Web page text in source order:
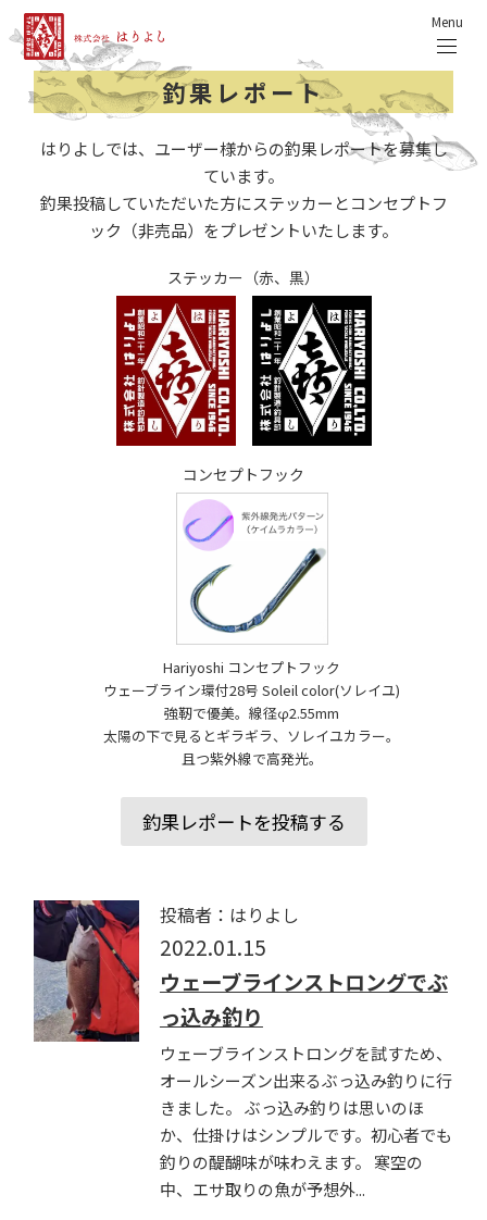
Menu
釣果レポート
はりよしでは、ユーザー様からの釣果レポートを募集し
ています。
釣果投稿していただいた方にステッカーとコンセプトフ
ック（非売品）をプレゼントいたします。
ステッカー（赤、黒）
コンセプトフック
Hariyoshi コンセプトフック
ウェーブライン環付28号 Soleil color(ソレイユ)
強靭で優美。線径φ2.55mm
太陽の下で見るとギラギラ、ソレイユカラー。
且つ紫外線で高発光。
釣果レポートを投稿する
投稿者：はりよし
2022.01.15
ウェーブラインストロングでぶ
っ込み釣り
ウェーブラインストロングを試すため、
オールシーズン出来るぶっ込み釣りに行
きました。 ぶっ込み釣りは思いのほ
か、仕掛けはシンプルです。初心者でも
釣りの醍醐味が味わえます。 寒空の
中、エサ取りの魚が予想外...